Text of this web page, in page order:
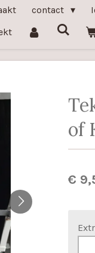
contact
of
€